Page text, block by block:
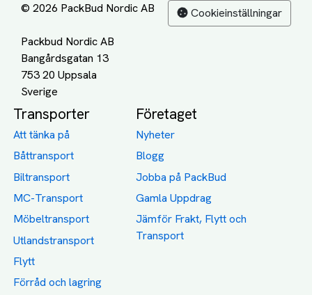
© 2026 PackBud Nordic AB
Packbud Nordic AB
Bangårdsgatan 13
753 20 Uppsala
Cookieinställningar
Transporter
Att tänka på
Båttransport
Biltransport
MC-Transport
Möbeltransport
Utlandstransport
Flytt
Förråd och lagring
Företaget
Nyheter
Blogg
Jobba på PackBud
Gamla Uppdrag
Jämför Frakt, Flytt och
Transport